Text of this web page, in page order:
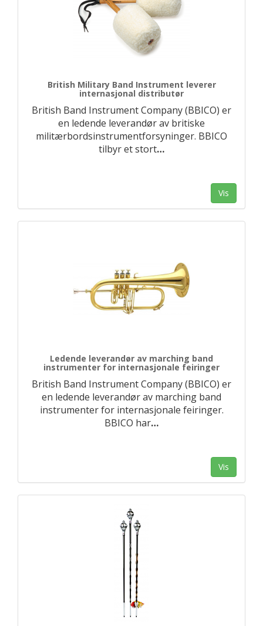
British Military Band Instrument leverer
internasjonal distributør
British Band Instrument Company (BBICO) er
en ledende leverandør av britiske
militærbordsinstrumentforsyninger. BBICO
tilbyr et stort…
Vis
Ledende leverandør av marching band
instrumenter for internasjonale feiringer
British Band Instrument Company (BBICO) er
en ledende leverandør av marching band
instrumenter for internasjonale feiringer.
BBICO har…
Vis